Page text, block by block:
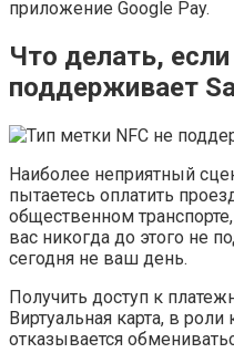
приложение Google Pay.
Что делать,
поддерживает
Наиболее неприятный
пытаетесь оплатить
общественном
вас никогда до этого не
сегодня не ваш день.
Получить доступ к
Виртуальная карта, в
отказывается